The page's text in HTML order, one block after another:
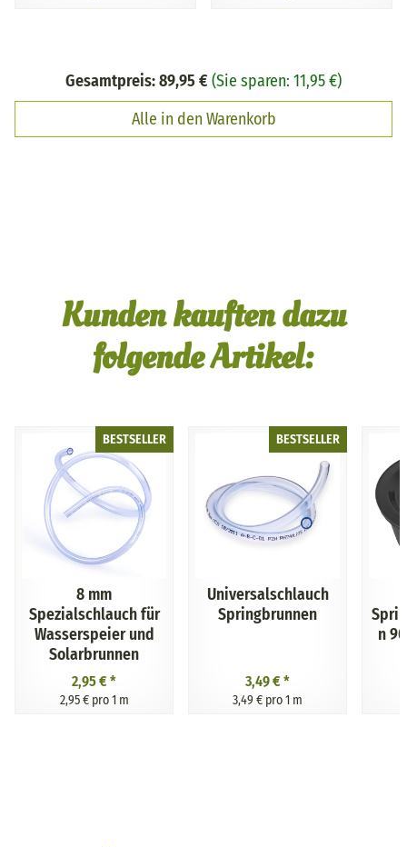
Gesamtpreis:89,95 €(Sie sparen: 11,95 €)
Alle in den Warenkorb
Kunden kauften dazu
folgende Artikel:
BESTSELLER
8 mm
Spezialschlauch für
Wasserspeier und
Solarbrunnen
2,95 € *
2,95 € pro 1 m
BESTSELLER
Universalschlauch
Springbrunnen
3,49 € *
3,49 € pro 1 m
n